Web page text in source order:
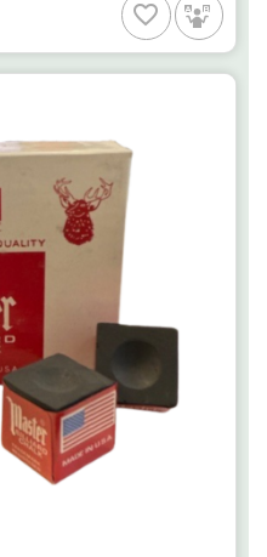
favorite_border